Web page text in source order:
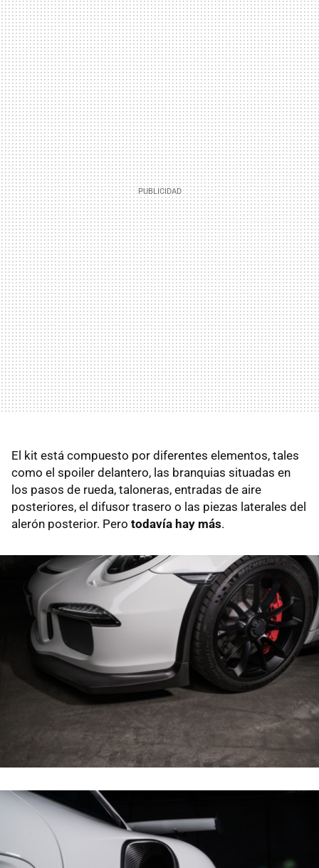
El kit está compuesto por diferentes elementos, tales
como el spoiler delantero, las branquias situadas en
los pasos de rueda, taloneras, entradas de aire
posteriores, el difusor trasero o las piezas laterales del
alerón posterior. Pero todavía hay más.